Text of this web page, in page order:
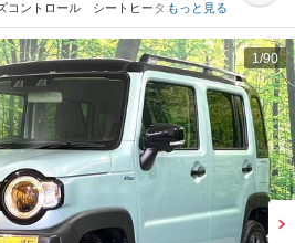
コントロール シートヒータ
アルミ コーナーセンサー ア
（愛知県）
もっと見る
1/90